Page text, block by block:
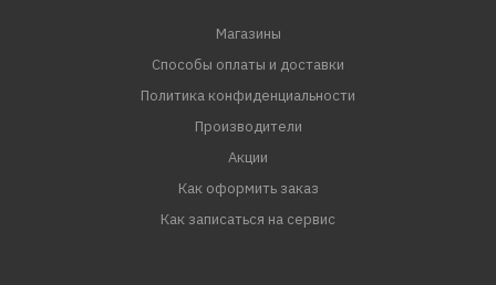
Магазины
Способы оплаты и доставки
Политика конфиденциальности
Производители
Акции
Как оформить заказ
Как записаться на сервис